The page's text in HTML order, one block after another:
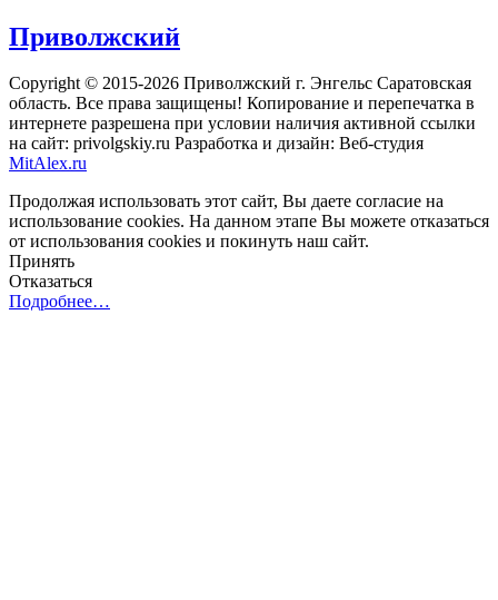
Приволжский
Copyright © 2015-2026 Приволжский г. Энгельс Саратовская
область. Все права защищены! Копирование и перепечатка в
интернете разрешена при условии наличия активной ссылки
на сайт: privolgskiy.ru Разработка и дизайн: Веб-студия
MitAlex.ru
Продолжая использовать этот сайт, Вы даете согласие на
использование cookies. На данном этапе Вы можете отказаться
от использования cookies и покинуть наш сайт.
Принять
Отказаться
Подробнее…